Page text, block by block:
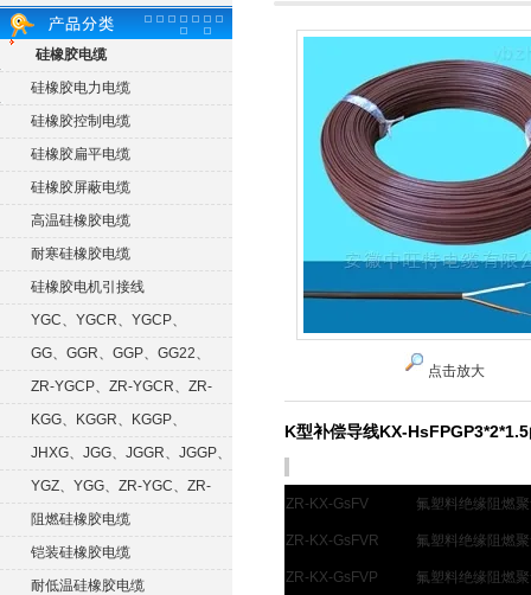
硅橡胶电缆
硅橡胶电力电缆
硅橡胶控制电缆
硅橡胶扁平电缆
硅橡胶屏蔽电缆
高温硅橡胶电缆
耐寒硅橡胶电缆
硅橡胶电机引接线
YGC、YGCR、YGCP、
YGCRP
GG、GGR、GGP、GG22、
GGRP
ZR-YGCP、ZR-YGCR、ZR-
YGCRP
KGG、KGGR、KGGP、
KGGRP
JHXG、JGG、JGGR、JGGP、
JGGFYGZ、YGG、ZR-YGC、ZR-
KGG阻燃硅橡胶电缆
铠装硅橡胶电缆
耐低温硅橡胶电缆
点击放大
K型补偿导线KX-HsFPGP3*2*1.5
ZR-KX-GsFV 氟塑料绝缘阻燃
ZR-KX-GsFVR 氟塑料绝缘阻燃
ZR-KX-GsFVP 氟塑料绝缘阻燃